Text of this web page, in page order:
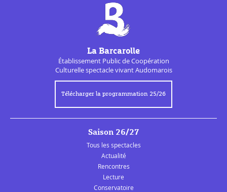
La Barcarolle
Établissement Public deCoopération
Culturellespectacle vivant Audomarois
Télécharger la programmation 25/26
Saison 26/27
Tous les spectacles
Actualité
Rencontres
Lecture
Conservatoire